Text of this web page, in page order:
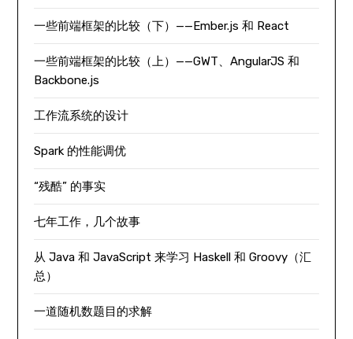
一些前端框架的比较（下）——Ember.js 和 React
一些前端框架的比较（上）——GWT、AngularJS 和
Backbone.js
工作流系统的设计
Spark 的性能调优
“残酷” 的事实
七年工作，几个故事
从 Java 和 JavaScript 来学习 Haskell 和 Groovy（汇
总）
一道随机数题目的求解